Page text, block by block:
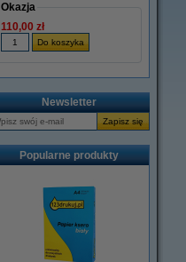
Okazja
110,00 zł
Newsletter
Popularne produkty